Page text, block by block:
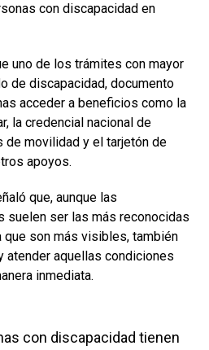
con discapacidad en
uno de los trámites con mayor
de discapacidad, documento
acceder a beneficios como la
la credencial nacional de
de movilidad y el tarjetón de
apoyos.
que, aunque las
suelen ser las más reconocidas
son más visibles, también
atender aquellas condiciones
inmediata.
con discapacidad tienen